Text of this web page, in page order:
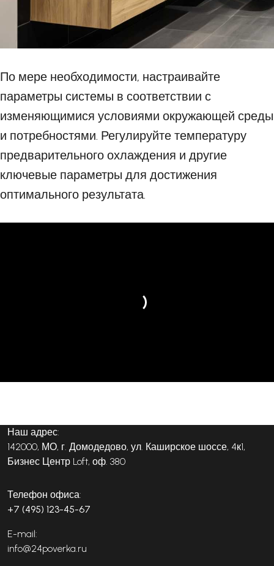
По мере необходимости, настраивайте
параметры системы в соответствии с
изменяющимися условиями окружающей среды
и потребностями. Регулируйте температуру
предварительного охлаждения и другие
ключевые параметры для достижения
оптимального результата.
Наш адрес:
142000, МО, г. Домодедово, ул. Каширское шоссе, 4к1,
Бизнес Центр Loft, оф. 380
Телефон офиса:
+7 (495) 123-45-67
E-mail:
info@24poverka.ru